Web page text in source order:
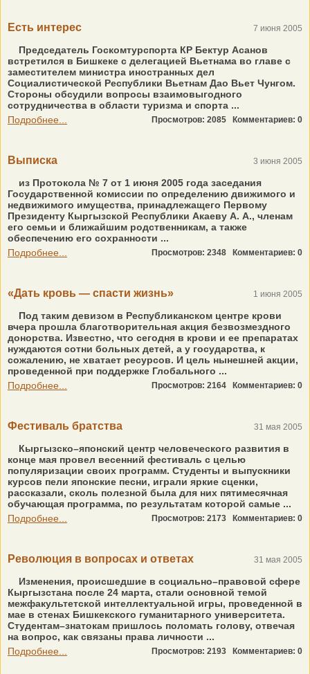
Есть интерес 7 июня 2005
Председатель Госкомтурспорта КР Бектур Асанов
встретился в Бишкеке с делегацией Вьетнама во главе с
заместителем министра иностранных дел
Социалистической Республики Вьетнам Дао Вьет Чунгом.
Стороны обсудили вопросы взаимовыгодного
сотрудничества в области туризма и спорта ...
Подробнее...
Просмотров: 2085 Комментариев: 0
Выписка 3 июня 2005
из Протокола № 7 от 1 июня 2005 года заседания
Государственной комиссии по определению движимого и
недвижимого имущества, принадлежащего Первому
Президенту Кыргызской Республики Акаеву А. А., членам
его семьи и ближайшим родственникам, а также
обеспечению его сохранности ...
Подробнее...
Просмотров: 2348 Комментариев: 0
«Дать кровь — спасти жизнь» 1 июня 2005
Под таким девизом в Республиканском центре крови
вчера прошла благотворительная акция безвозмездного
донорства. Известно, что сегодня в крови и ее препаратах
нуждаются сотни больных детей, а у государства, к
сожалению, не хватает ресурсов. И цель нынешней акции,
проведенной при поддержке Глобального ...
Подробнее...
Просмотров: 2164 Комментариев: 0
Фестиваль братства 31 мая 2005
Кыргызско–японский центр человеческого развития в
конце мая провел весенний фестиваль с целью
популяризации своих программ. Студенты и выпускники
курсов пели японские песни, играли яркие сценки,
рассказали, сколь полезной была для них пятимесячная
обучающая программа, по результатам которой самые ...
Подробнее...
Просмотров: 2173 Комментариев: 0
Революция в вопросах и ответах 31 мая 2005
Изменения, происшедшие в социально–правовой сфере
Кыргызстана после 24 марта, стали основной темой
межфакультетской интеллектуальной игры, проведенной в
мае в стенах Бишкекского гуманитарного университета.
Студентам–знатокам пришлось поломать голову, отвечая
на вопрос, как связаны права личности ...
Подробнее...
Просмотров: 2193 Комментариев: 0